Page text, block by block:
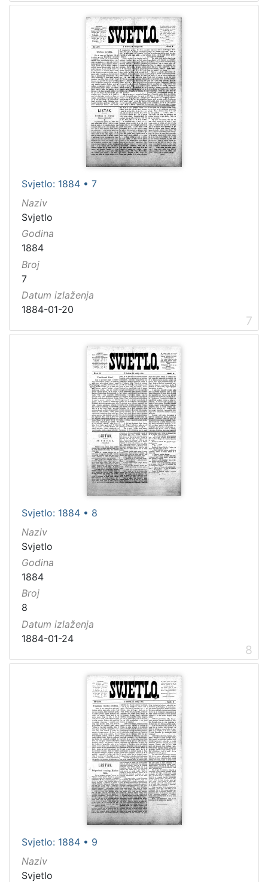
Svjetlo: 1884 • 7
Naziv
Svjetlo
Godina
1884
Broj
7
Datum izlaženja
1884-01-20
7
Svjetlo: 1884 • 8
Naziv
Svjetlo
Godina
1884
Broj
8
Datum izlaženja
1884-01-24
8
Svjetlo: 1884 • 9
Naziv
Svjetlo